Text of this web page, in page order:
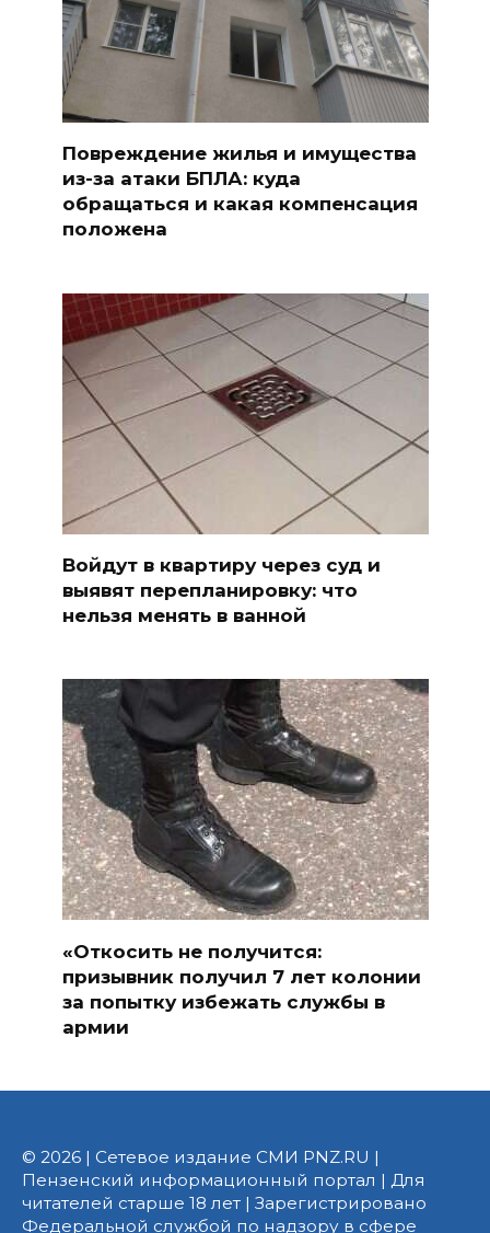
Повреждение жилья и имущества
из-за атаки БПЛА: куда
обращаться и какая компенсация
положена
Войдут в квартиру через суд и
выявят перепланировку: что
нельзя менять в ванной
«Откосить не получится:
призывник получил 7 лет колонии
за попытку избежать службы в
армии
© 2026 | Сетевое издание СМИ PNZ.RU |
Пензенский информационный портал | Для
читателей старше 18 лет | Зарегистрировано
Федеральной службой по надзору в сфере